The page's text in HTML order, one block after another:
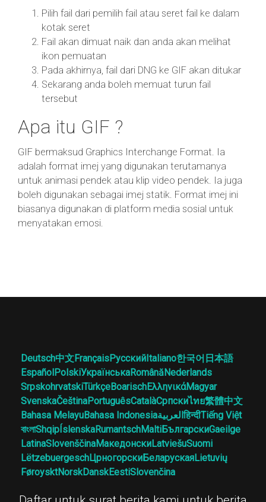
Pilih fail dari pemilih fail atau seret fail ke dalam
kotak seret
Fail akan dimuat naik dan anda akan melihat
ikon pemuatan
Pada akhirnya, fail dari DNG ke GIF akan ditukar
Sekarang anda boleh memuat turun fail
tersebut
Apa itu GIF ?
GIF bermaksud Graphics Interchange Format. Ia
adalah format imej yang digunakan terutamanya
untuk animasi pendek atau klip video pendek. Ia juga
boleh digunakan sebagai imej statik. Format imej ini
biasanya digunakan di platform media sosial untuk
menyatakan emosi.
Deutsch中文FrançaisРусскийItaliano한국어 日本語
EspañolPolskiУкраїнськаRomânăNederlands
SrpskohrvatskiTürkçeBoarischΕλληνικάMagyar
SvenskaČeštinaPortuguêsCatalàСрпскиไทย繁體中文
Bahasa MelayuBahasa Indonesiaالعربيةहिन्दीTiếng Việt
বাংলাShqipÍslenskaRumantschMaltiБългарскиGaeilge
LatinaSlovenščinaМакедонскиLatviešuSuomi
LëtzebuergeschЦрногорскиБеларускаяLietuvių
FøroysktNorskDanskEestiSlovenčina